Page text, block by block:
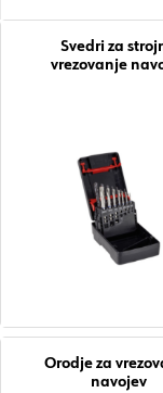
Svedri za strojno
vrezovanje
Orodje za vrezovanje
navojev